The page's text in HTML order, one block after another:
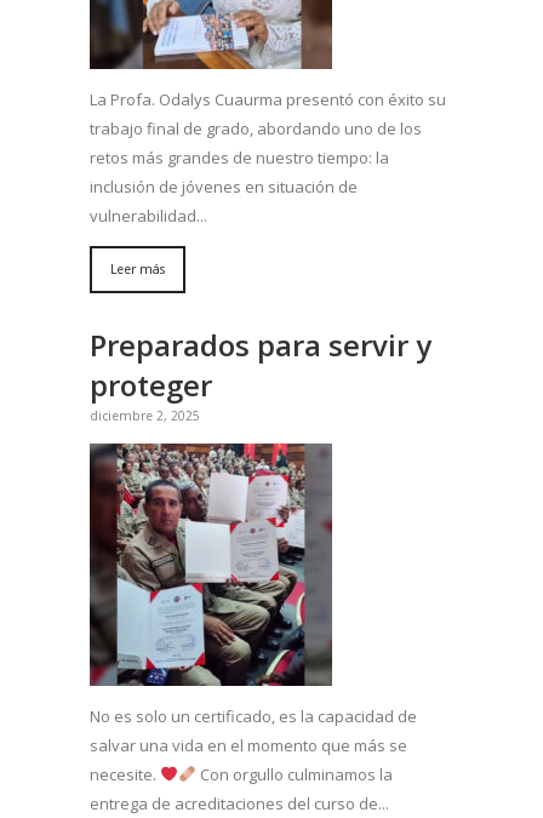
La Profa. Odalys Cuaurma presentó con éxito su
trabajo final de grado, abordando uno de los
retos más grandes de nuestro tiempo: la
inclusión de jóvenes en situación de
vulnerabilidad...
Leer más
Preparados para servir y
proteger
diciembre 2, 2025
No es solo un certificado, es la capacidad de
salvar una vida en el momento que más se
necesite.
Con orgullo culminamos la
entrega de acreditaciones del curso de...